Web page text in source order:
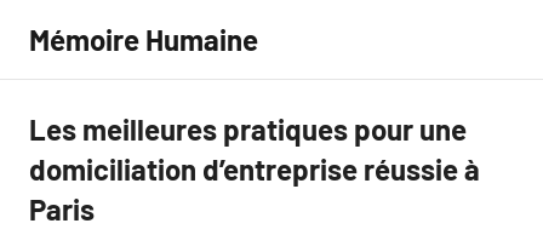
contenu
Mémoire Humaine
Les meilleures pratiques pour une
domiciliation d’entreprise réussie à
Paris